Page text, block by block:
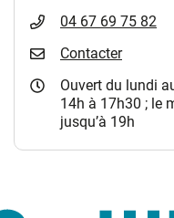
04 67 69 75 82
Contacter
Ouvert du lundi
14h à 17h30 ; le
jusqu’à 19h